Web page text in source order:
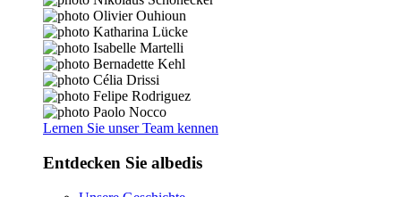
Lernen Sie unser Team kennen
Entdecken Sie albedis